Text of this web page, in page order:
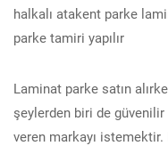
halkalı atakent parke
parke tamiri yapılır
Laminat parke satın
şeylerden biri de
veren markayı